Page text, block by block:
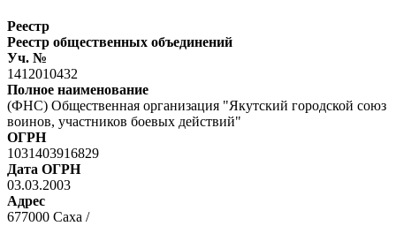
Реестр
Реестр общественных объединений
Уч. №
1412010432
Полное наименование
(ФНС) Общественная организация "Якутский городской союз
воинов, участников боевых действий"
ОГРН
1031403916829
Дата ОГРН
03.03.2003
Адрес
677000 Саха /